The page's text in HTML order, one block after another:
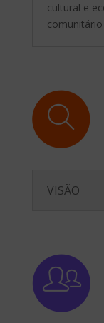
cultural e
VISÃO